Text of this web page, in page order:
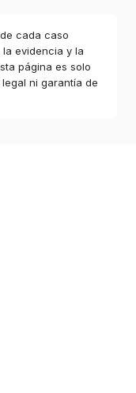
cada caso
evidencia y la
página es solo
ni garantía de